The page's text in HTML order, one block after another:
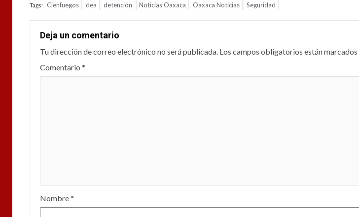
Tags: Cienfuegos dea detención Noticias Oaxaca Oaxaca Noticias Seguridad
Deja un comentario
Tu dirección de correo electrónico no será publicada. Los campos obligatorios están marcados
Comentario *
Nombre*